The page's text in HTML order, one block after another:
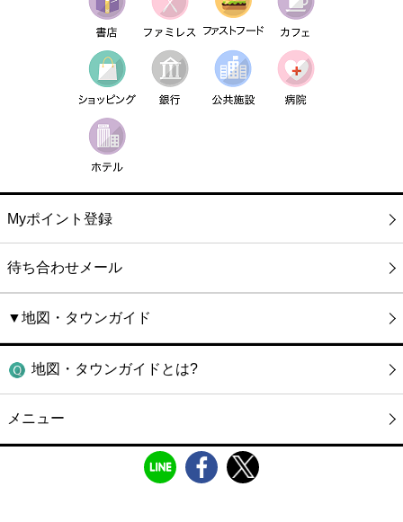
Myポイント登録
待ち合わせメール
▼地図・タウンガイド
地図・タウンガイドとは?
メニュー